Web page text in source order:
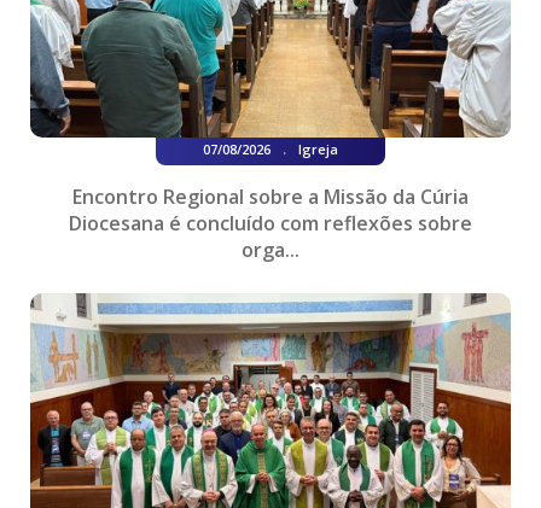
07/08/2026 . Igreja
Encontro Regional sobre a Missão da Cúria
Diocesana é concluído com reflexões sobre
orga...